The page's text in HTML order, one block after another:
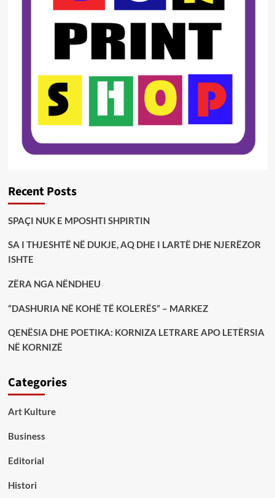
Recent Posts
SPAÇI NUK E MPOSHTI SHPIRTIN
SA I THJESHTË NË DUKJE, AQ DHE I LARTË DHE NJERËZOR
ISHTE
ZËRA NGA NËNDHEU
“DASHURIA NË KOHË TË KOLERËS” – MARKEZ
QENËSIA DHE POETIKA: KORNIZA LETRARE APO LETËRSIA
NË KORNIZË
Categories
Art Kulture
Business
Editorial
Histori